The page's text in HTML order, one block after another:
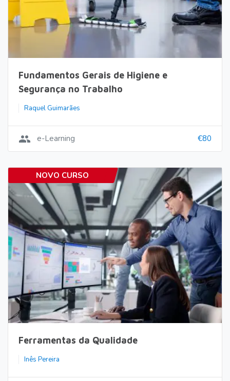
Fundamentos Gerais de Higiene e
Segurança no Trabalho
Raquel Guimarães
group e-Learning €80
NOVO CURSO
Ferramentas da Qualidade
Inês Pereira